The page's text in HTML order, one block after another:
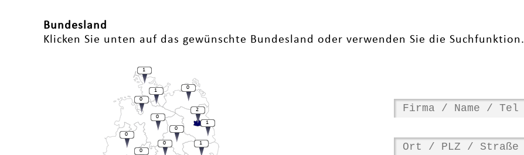
Bundesland
Klicken Sie unten auf das gewünschte Bundesland oder verwenden Sie die Suchfunktion.
1
1
0
2
0
0
1
1
0
0
0
0